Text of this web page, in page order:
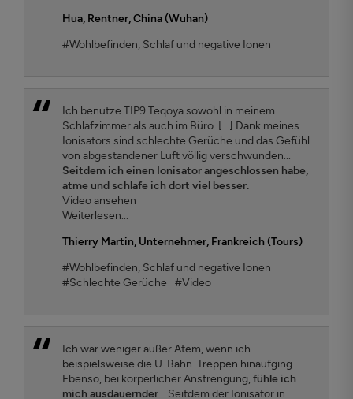
Hua, Rentner, China (Wuhan)
#Wohlbefinden, Schlaf und negative Ionen
Ich benutze TIP9 Teqoya sowohl in meinem
Schlafzimmer als auch im Büro. [...] Dank meines
Ionisators sind schlechte Gerüche und das Gefühl
von abgestandener Luft völlig verschwunden...
Seitdem ich einen Ionisator angeschlossen habe,
atme und schlafe ich dort viel besser.
Video ansehen
Weiterlesen...
Thierry Martin, Unternehmer, Frankreich (Tours)
#Wohlbefinden, Schlaf und negative Ionen
#Schlechte Gerüche
#Video
Ich war weniger außer Atem, wenn ich
beispielsweise die U-Bahn-Treppen hinaufging.
Ebenso, bei körperlicher Anstrengung,fühle ich
mich ausdauernder... Seitdem der Ionisator in